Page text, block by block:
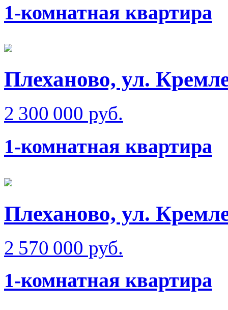
1-комнатная квартира
Плеханово, ул.
2 300 000 руб.
1-комнатная квартира
Плеханово, ул.
2 570 000 руб.
1-комнатная квартира